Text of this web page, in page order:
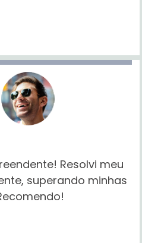
Resolvi meu
superando minhas